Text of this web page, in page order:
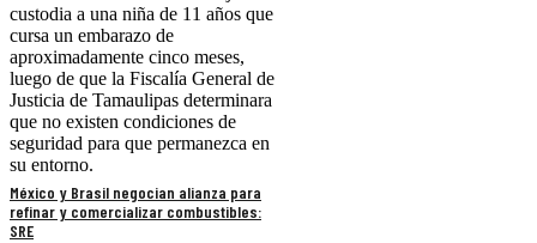
custodia a una niña de 11 años que
cursa un embarazo de
aproximadamente cinco meses,
luego de que la Fiscalía General de
Justicia de Tamaulipas determinara
que no existen condiciones de
seguridad para que permanezca en
su entorno.
México y Brasil negocian alianza para
refinar y comercializar combustibles:
SRE